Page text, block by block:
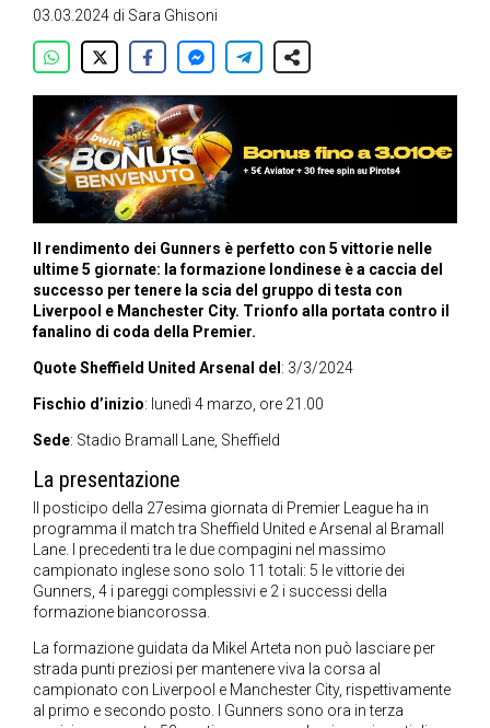
03.03.2024 di Sara Ghisoni
Il rendimento dei Gunners è perfetto con 5 vittorie nelle
ultime 5 giornate: la formazione londinese è a caccia del
successo per tenere la scia del gruppo di testa con
Liverpool e Manchester City. Trionfo alla portata contro il
fanalino di coda della Premier.
Quote Sheffield United Arsenal del : 3/3/2024
Fischio d’inizio: lunedì 4 marzo, ore 21.00
Sede: Stadio Bramall Lane, Sheffield
La presentazione
Il posticipo della 27esima giornata di Premier League ha in
programma il match tra Sheffield United e Arsenal al Bramall
Lane. I precedenti tra le due compagini nel massimo
campionato inglese sono solo 11 totali: 5 le vittorie dei
Gunners, 4 i pareggi complessivi e 2 i successi della
formazione biancorossa.
La formazione guidata da Mikel Arteta non può lasciare per
strada punti preziosi per mantenere viva la corsa al
campionato con Liverpool e Manchester City, rispettivamente
al primo e secondo posto. I Gunners sono ora in terza